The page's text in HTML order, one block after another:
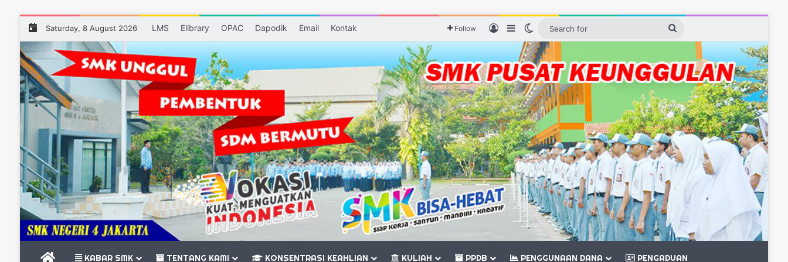
Saturday, 8 August 2026 LMS Elibrary OPAC Dapodik Email Kontak Follow Log InSidebarSwitch skin
Search
BERANDAKABAR SMK TENTANG KAMI KONSENTRASI KEAHLIAN KULIAH PPDB PENGGUNAAN DANA PENGADUAN